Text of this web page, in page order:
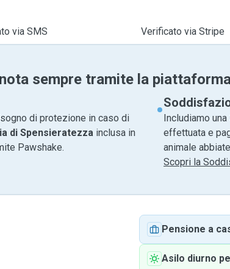
via SMS Verificato via Stripe
sempre tramite la
di protezione in caso di
di Spensieratezza inclusa in
Pawshake.
Includiamo una
effettuata e
animale
Scopri la
Pensione a
Asilo diurno